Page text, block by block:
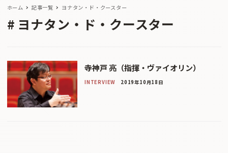
ホーム 記事一覧 ヨナタン・ド・クースター
ヨナタン・ド・クースター
寺神戸 亮（指揮・ヴァイオリン）
INTERVIEW 2019年10月18日